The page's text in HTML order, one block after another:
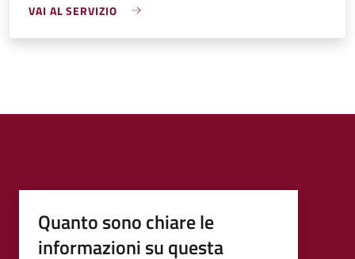
VAI AL SERVIZIO
Quanto sono chiare le
informazioni su questa